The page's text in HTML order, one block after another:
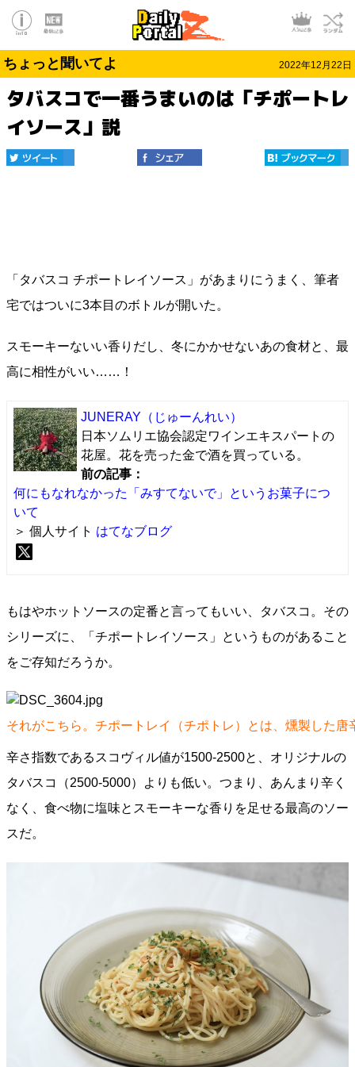
ちょっと聞いてよ 2022年12月22日
タバスコで一番うまいのは「チポートレ
イソース」説
「タバスコ チポートレイソース」があまりにうまく、筆者
宅ではついに3本目のボトルが開いた。
スモーキーないい香りだし、冬にかかせないあの食材と、最
高に相性がいい……！
JUNERAY （じゅーんれい）
日本ソムリエ協会認定ワインエキスパートの
花屋。花を売った金で酒を買っている。
前の記事：
何にもなれなかった「みすてないで」というお菓子につ
いて
＞ 個人サイト はてなブログ
もはやホットソースの定番と言ってもいい、タバスコ。その
シリーズに、「チポートレイソース」というものがあること
をご存知だろうか。
それがこちら。チポートレイ（チポトレ）とは、燻製した
辛さ指数であるスコヴィル値が1500-2500と、オリジナルの
タバスコ（2500-5000）よりも低い。つまり、あんまり辛く
なく、食べ物に塩味とスモーキーな香りを足せる最高のソー
スだ。